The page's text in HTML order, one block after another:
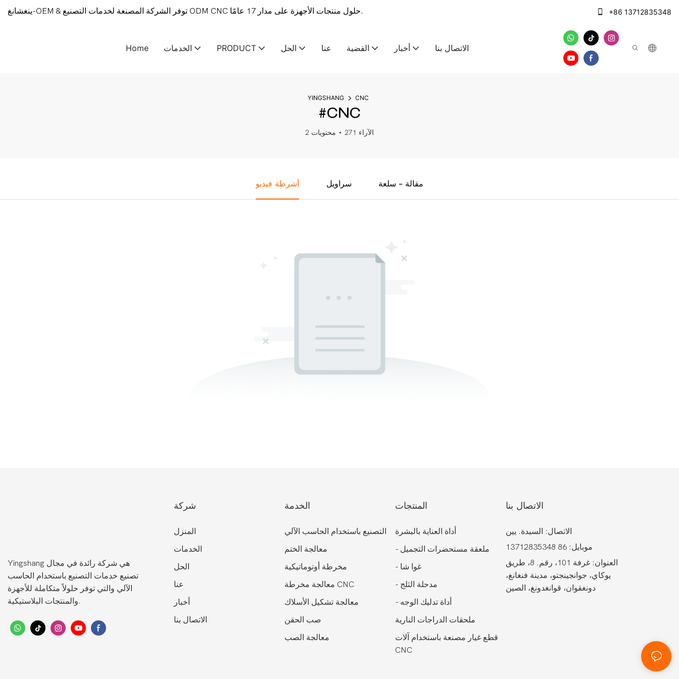
ينغشانغ-OEM & توفر الشركة المصنعة لخدمات التصنيع ODM CNC حلول منتجات الأجهزة على مدار 17 عامًا. +86 13712835348
Home الخدمات PRODUCT الحل عنا القضية أخبار الاتصال بنا
YINGSHANG CNC
#CNC
2 محتويات 271 الآراء
أشرطة فيديو سراويل مقالة - سلعة
Yingshang هي شركة رائدة في مجال
تصنيع خدمات التصنيع باستخدام الحاسب
الآلي والتي توفر حلولاً متكاملة للأجهزة
والمنتجات البلاستيكية.
شركة
المنزل
الخدمات
الحل
عنا
أخبار
الاتصال بنا
الخدمة
التصنيع باستخدام الحاسب الآلي
معالجة الختم
مخرطة أوتوماتيكية
معالجة مخرطة CNC
معالجة تشكيل الأسلاك
صب الحقن
معالجة الصب
المنتجات
أداة العناية بالبشرة
- ملعقة مستحضرات التجميل
- غوا شا
- مدحلة الثلج
- أداة تدليك الوجه
ملحقات الدراجات النارية
قطع غيار مصنعة باستخدام آلات
CNC
الاتصال بنا
الاتصال: السيدة. يين
موبايل: 86 13712835348
العنوان: غرفة 101، رقم. 8، طريق
يوكاي، جوانجينجتو، مدينة فنغانغ،
دونغقوان، قوانغدونغ، الصين